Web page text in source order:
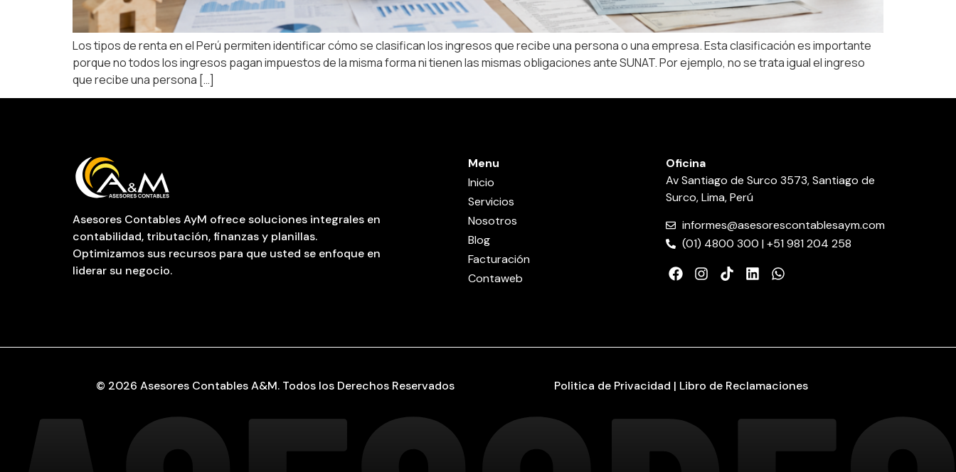
Los tipos de renta en el Perú permiten identificar cómo se clasifican los ingresos que recibe una persona o una empresa. Esta clasificación es importante
porque no todos los ingresos pagan impuestos de la misma forma ni tienen las mismas obligaciones ante SUNAT. Por ejemplo, no se trata igual el ingreso
que recibe una persona […]
Asesores Contables AyM ofrece soluciones integrales en
contabilidad, tributación, finanzas y planillas.
Optimizamos sus recursos para que usted se enfoque en
liderar su negocio.
Menu
Inicio
Servicios
Nosotros
Blog
Facturación
Contaweb
Oficina
Av Santiago de Surco 3573, Santiago de
Surco, Lima, Perú
informes@asesorescontablesaym.com
(01) 4800 300 | +51 981 204 258
© 2026 Asesores Contables A&M. Todos los Derechos Reservados Politica de Privacidad | Libro de Reclamaciones